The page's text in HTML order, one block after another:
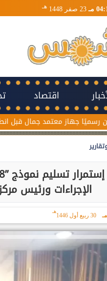
مـ 23 صفر 1448 هـ
اقتصاد
انطلاق موسم 2026-2027
الإجراءات ورئيس
30 ربيع أول 1446
هـ